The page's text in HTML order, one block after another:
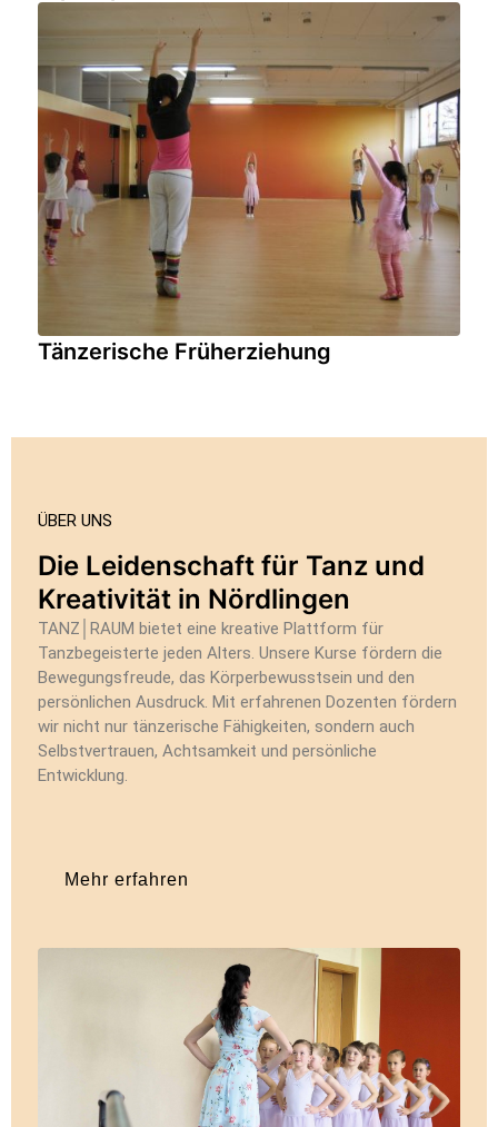
Tänzerische Früherziehung
ÜBER UNS
Die Leidenschaft für Tanz und
Kreativität in Nördlingen
TANZ│RAUM bietet eine kreative Plattform für
Tanzbegeisterte jeden Alters. Unsere Kurse fördern die
Bewegungsfreude, das Körperbewusstsein und den
persönlichen Ausdruck. Mit erfahrenen Dozenten fördern
wir nicht nur tänzerische Fähigkeiten, sondern auch
Selbstvertrauen, Achtsamkeit und persönliche
Entwicklung.
Mehr erfahren